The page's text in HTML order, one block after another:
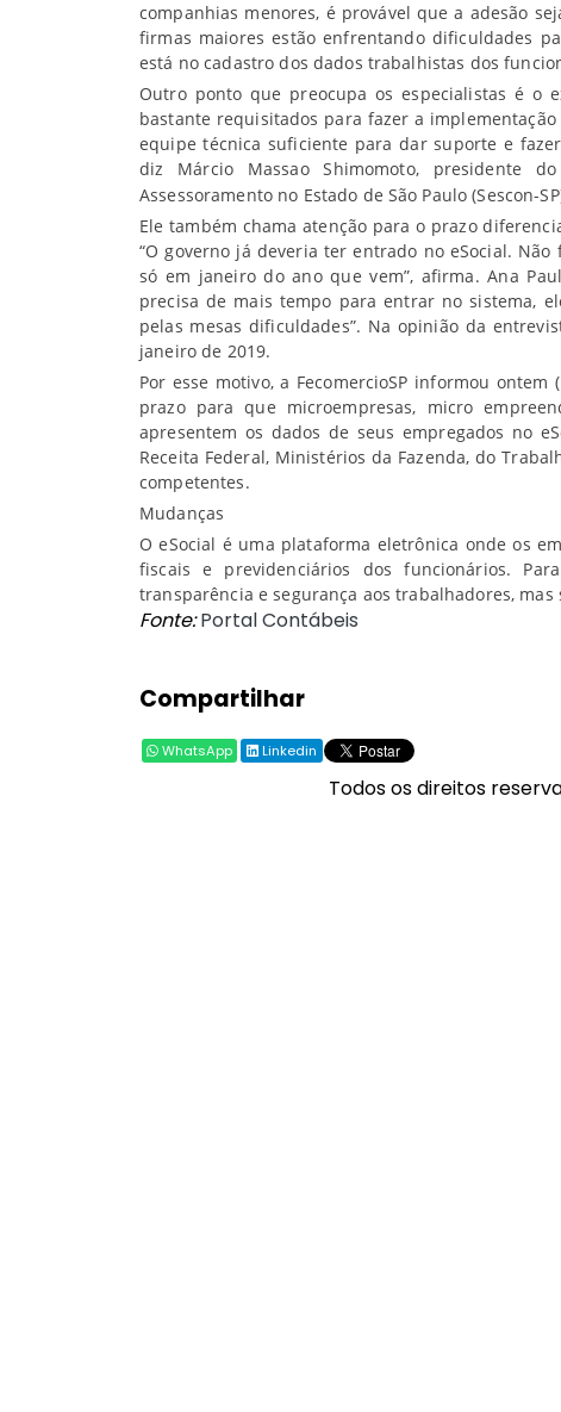
companhias menores, é provável que a adesão
firmas maiores estão enfrentando dificuldades
está no cadastro dos dados trabalhistas dos
Outro ponto que preocupa os especialistas é o
bastante requisitados para fazer a
equipe técnica suficiente para dar suporte e
diz Márcio Massao Shimomoto, presidente
Assessoramento no Estado de São Paulo (Sescon-
Ele também chama atenção para o prazo
“O governo já deveria ter entrado no eSocial.
só em janeiro do ano que vem”, afirma. Ana
precisa de mais tempo para entrar no sistema,
pelas mesas dificuldades”. Na opinião da
janeiro de 2019.
Por esse motivo, a FecomercioSP informou
prazo para que microempresas, micro
apresentem os dados de seus empregados no
Receita Federal, Ministérios da Fazenda, do
competentes.
Mudanças
O eSocial é uma plataforma eletrônica onde os
fiscais e previdenciários dos funcionários.
transparência e segurança aos trabalhadores,
Fonte: Portal Contábeis
Compartilhar
WhatsApp Linkedin
Todos os direitos